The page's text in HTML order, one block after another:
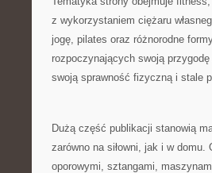
z wykorzystaniem ciężaru
jogę, pilates oraz różnorodne
rozpoczynających swoją
swoją sprawność fizyczną i stale
Dużą część publikacji stanowią
zarówno na siłowni, jak i w
oporowymi, sztangami,